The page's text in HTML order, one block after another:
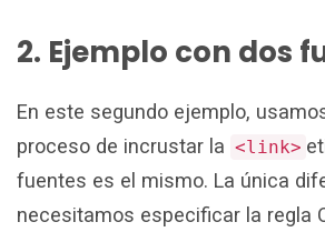
2. Ejemplo con dos
En este segundo ejemplo,
proceso de incrustar la <link>
fuentes es el mismo. La única
necesitamos especificar la regla